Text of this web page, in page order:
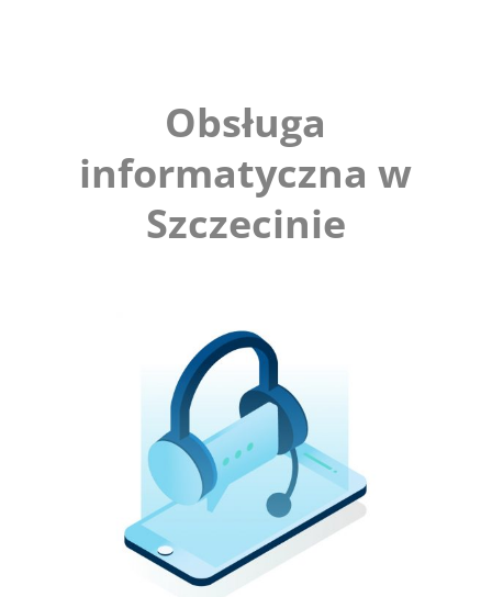
Obsługa
informatyczna w
Szczecinie